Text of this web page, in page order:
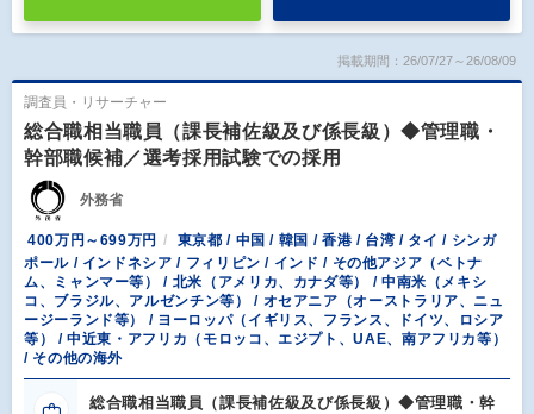
掲載期間：26/07/27～26/08/09
調査員・リサーチャー
総合職相当職員（課長補佐級及び係長級）◆管理職・
幹部職候補／選考採用試験での採用
外務省
400万円～699万円
東京都 / 中国 / 韓国 / 香港 / 台湾 / タイ / シンガ
ポール / インドネシア / フィリピン / インド / その他アジア（ベトナ
ム、ミャンマー等） / 北米（アメリカ、カナダ等） / 中南米（メキシ
コ、ブラジル、アルゼンチン等） / オセアニア（オーストラリア、ニュ
ージーランド等） / ヨーロッパ（イギリス、フランス、ドイツ、ロシア
等） / 中近東・アフリカ（モロッコ、エジプト、UAE、南アフリカ等）
/ その他の海外
総合職相当職員（課長補佐級及び係長級）◆管理職・幹